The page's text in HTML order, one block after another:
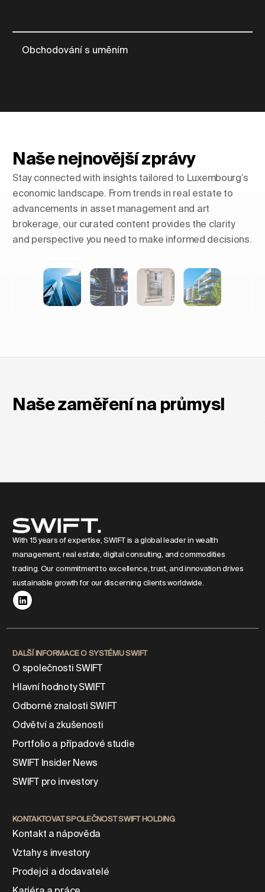
Obchodování s uměním
Naše nejnovější zprávy
Stay connected with insights tailored to Luxembourg’s
economic landscape. From trends in real estate to
advancements in asset management and art
brokerage, our curated content provides the clarity
and perspective you need to make informed decisions.
Tvarování obzorů: Vzestup
Evropě.
Naše zaměření na průmysl
With 15 years of expertise, SWIFT is a global leader in wealth
management, real estate, digital consulting, and commodities
trading. Our commitment to excellence, trust, and innovation drives
sustainable growth for our discerning clients worldwide.
DALŠÍ INFORMACE O SYSTÉMU SWIFT
O společnosti SWIFT
Hlavní hodnoty SWIFT
Odborné znalosti SWIFT
Odvětví a zkušenosti
Portfolio a případové studie
SWIFT Insider News
SWIFT pro investory
KONTAKTOVAT SPOLEČNOST SWIFT HOLDING
Kontakt a nápověda
Vztahy s investory
Prodejci a dodavatelé